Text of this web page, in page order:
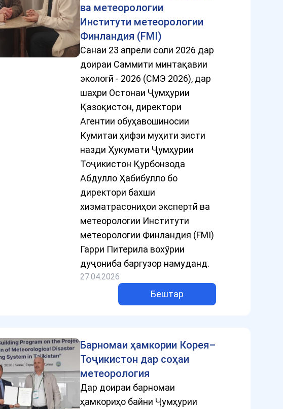
ва метеорологии
Институти метеорологии
Финландия (FMI)
Санаи 23 апрели соли 2026 дар
доираи Саммити минтақавии
экологӣ - 2026 (СМЭ 2026), дар
шаҳри Остонаи Ҷумҳурии
Қазоқистон, директори
Агентии обуҳавошиносии
Кумитаи ҳифзи муҳити зисти
назди Ҳукумати Ҷумҳурии
Тоҷикистон Қурбонзода
Абдулло Ҳабибулло бо
директори бахши
хизматрасониҳои экспертӣ ва
метеорологии Институти
метеорологии Финландия (FMI)
Гарри Питерила вохӯрии
дуҷониба баргузор намуданд.
27.04.2026
Бештар
Барномаи ҳамкории Корея–
Тоҷикистон дар соҳаи
метеорология
Дар доираи барномаи
ҳамкориҳо байни Ҷумҳурии